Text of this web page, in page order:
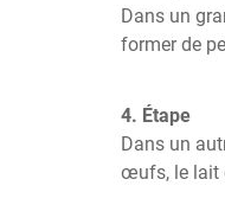
Dans un
former de
4. Étape
Dans un
œufs, le lait